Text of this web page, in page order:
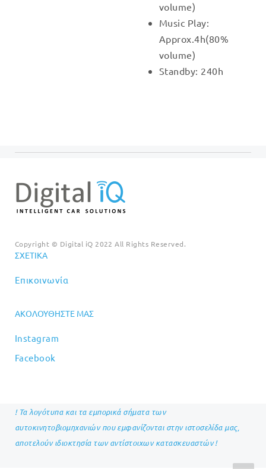
volume)
Music Play:
Approx.4h(80%
volume)
Standby: 240h
Copyright © Digital iQ 2022 All Rights Reserved.
ΣΧΕΤΙΚΆ
Επικοινωνία
ΑΚΟΛΟΥΘΉΣΤΕ ΜΑΣ
Instagram
Facebook
! Τα λογότυπα και τα εμπορικά σήματα των
αυτοκινητοβιομηχανιών που εμφανίζονται στην ιστοσελίδα μας,
αποτελούν ιδιοκτησία των αντίστοιχων κατασκευαστών !